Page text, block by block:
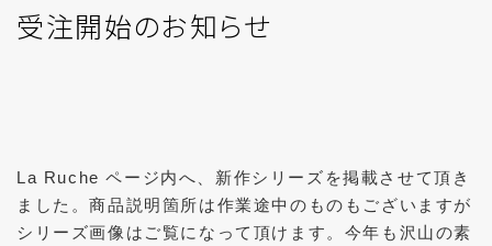
受注開始のお知らせ
La Ruche ページ内へ、新作シリーズを掲載させて頂き
ました。商品説明箇所は作業途中のものもございますが
シリーズ画像はご覧になって頂けます。今年も沢山の素